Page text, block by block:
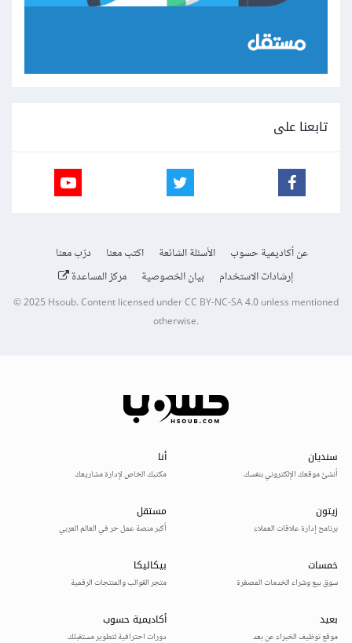
تابعنا على
عن أكاديمية حسوب الأسئلة الشائعة اكتب معنا
درّب معنا
إرشادات الاستخدام
بيان الخصوصية مركز المساعدة
© 2025Hsoub.Content licensed underCC BY-NC-SA 4.0unless mentioned
otherwise.